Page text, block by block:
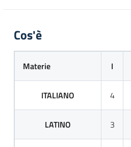
Cos'è
Materie I
ITALIANO 4
LATINO 3